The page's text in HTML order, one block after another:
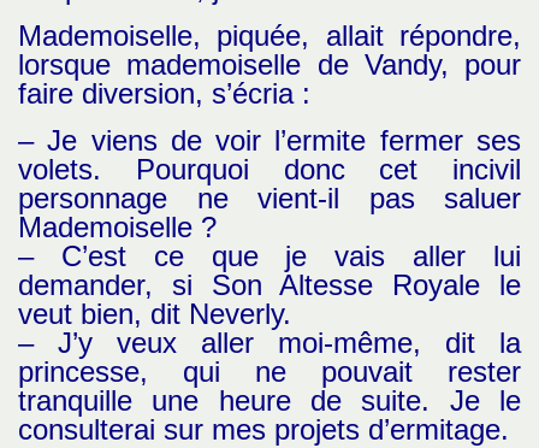
Mademoiselle, piquée, allait répondre,
lorsque mademoiselle de Vandy, pour
faire diversion, s’écria :
– Je viens de voir l’ermite fermer ses
volets. Pourquoi donc cet incivil
personnage ne vient-il pas saluer
Mademoiselle ?
– C’est ce que je vais aller lui
demander, si Son Altesse Royale le
veut bien, dit Neverly.
– J’y veux aller moi-même, dit la
princesse, qui ne pouvait rester
tranquille une heure de suite. Je le
consulterai sur mes projets d’ermitage.